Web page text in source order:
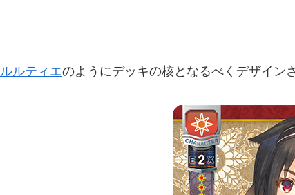
ルルティエのようにデッキの核となるべくデザイン